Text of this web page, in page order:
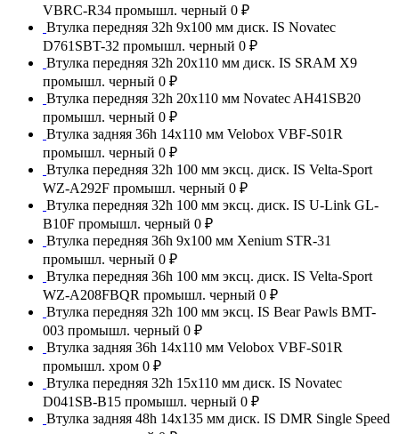
VBRC-R34 промышл. черный 0 ₽
Втулка передняя 32h 9x100 мм диск. IS Novatec
D761SBT-32 промышл. черный 0 ₽
Втулка передняя 32h 20x110 мм диск. IS SRAM X9
промышл. черный 0 ₽
Втулка передняя 32h 20x110 мм Novatec AH41SB20
промышл. черный 0 ₽
Втулка задняя 36h 14x110 мм Velobox VBF-S01R
промышл. черный 0 ₽
Втулка передняя 32h 100 мм эксц. диск. IS Velta-Sport
WZ-A292F промышл. черный 0 ₽
Втулка передняя 32h 100 мм эксц. диск. IS U-Link GL-
B10F промышл. черный 0 ₽
Втулка передняя 36h 9x100 мм Xenium STR-31
промышл. черный 0 ₽
Втулка передняя 36h 100 мм эксц. диск. IS Velta-Sport
WZ-A208FBQR промышл. черный 0 ₽
Втулка передняя 32h 100 мм эксц. IS Bear Pawls BMT-
003 промышл. черный 0 ₽
Втулка задняя 36h 14x110 мм Velobox VBF-S01R
промышл. хром 0 ₽
Втулка передняя 32h 15x110 мм диск. IS Novatec
D041SB-B15 промышл. черный 0 ₽
Втулка задняя 48h 14x135 мм диск. IS DMR Single Speed